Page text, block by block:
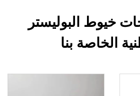
خيوط البوليستر
الخاصة بنا